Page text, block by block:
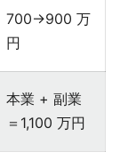
700→900 万
円
本業 + 副業
＝1,100 万円